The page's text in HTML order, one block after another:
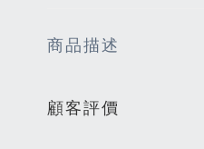
商品描述
顧客評價